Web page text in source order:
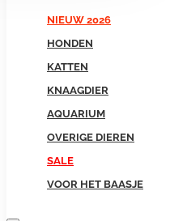
NIEUW 2026
HONDEN
KATTEN
KNAAGDIER
AQUARIUM
OVERIGE DIEREN
SALE
VOOR HET BAASJE